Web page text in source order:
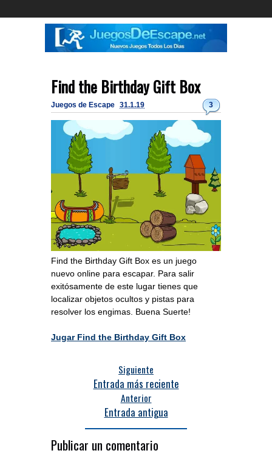
Find the Birthday Gift Box
3
Juegos de Escape 31.1.19
Find the Birthday Gift Box es un juego
nuevo online para escapar. Para salir
exitósamente de este lugar tienes que
localizar objetos ocultos y pistas para
resolver los engimas. Buena Suerte!
Jugar Find the Birthday Gift Box
Siguiente
Entrada más reciente
Anterior
Entrada antigua
Publicar un comentario